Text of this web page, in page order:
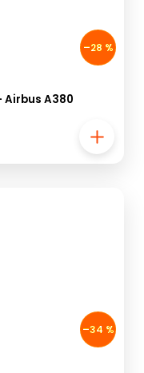
–28 %
Airbus A380
–34 %